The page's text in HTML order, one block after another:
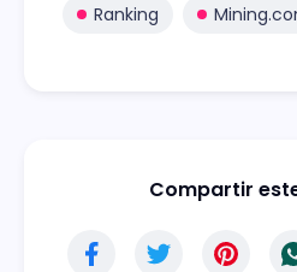
Ranking
Compartir